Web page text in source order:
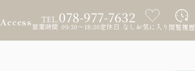
Access TEL.078-977-7632
営業時間 09:30～18:30定休日 なし お気に入り 閲覧履歴